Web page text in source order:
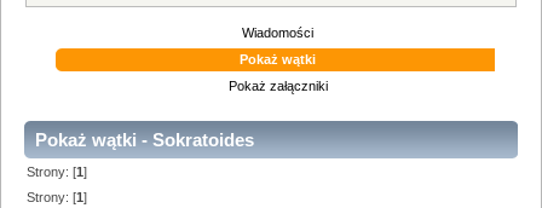
Wiadomości
Pokaż wątki
Pokaż załączniki
Pokaż wątki - Sokratoides
Strony: [1]
Strony: [1]